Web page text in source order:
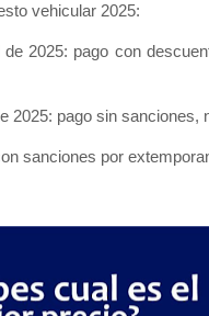
vehicular 2025:
2025: pago con
2025: pago sin sanciones,
sanciones por